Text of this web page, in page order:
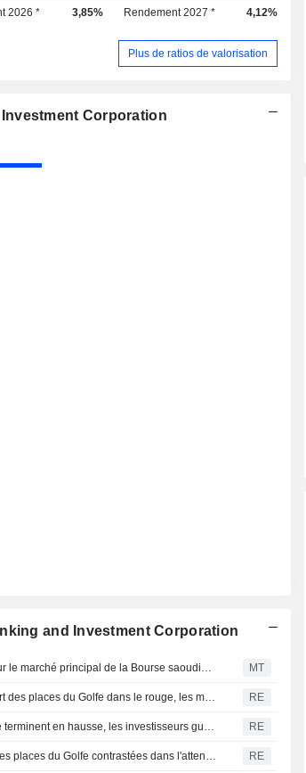
2026 * 3,85% Rendement 2027 * 4,12%
Plus de ratios de valorisation
Corporation
and Investment Corporation
Al Rajhi Capital va lancer un ETF sur le marché principal de la Bourse saoudienne MT
Bourses du Moyen-Orient : la plupart des places du Golfe dans le rouge, les marchés scrutent la diplomatie RE
Moyen-Orient : les bourses du Golfe terminent en hausse, les investisseurs guettent des signes de progrès dans les discussions entre les États-Unis et l'Iran RE
BOURSES DU MOYEN-ORIENT : Les places du Golfe contrastées dans l'attente de clarifications sur les discussions USA-Iran RE